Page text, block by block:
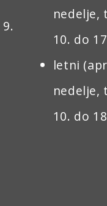
nedelje,
10. do
letni
nedelje,
10. do